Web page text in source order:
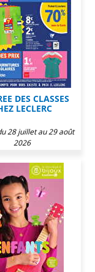
DES CLASSES
LECLERC
28 juillet au 29 août
2026